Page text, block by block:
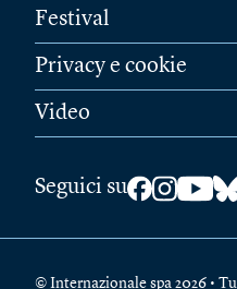
Festival
Privacy e cookie
Video
Seguici su
© Internazionale spa 2026 •